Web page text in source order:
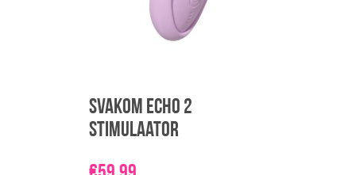
Svakom Echo 2
stimulaator